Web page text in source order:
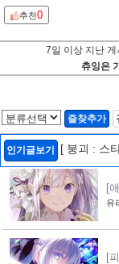
추천0
7일 이상 지난 게
츄잉은
즐찾추가
인기글보기 [ 붕괴 : 스
[
유
[